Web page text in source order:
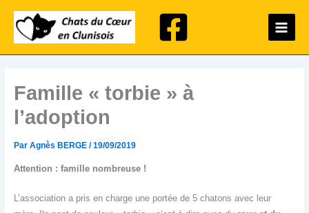
contenu
Main
Menu
Famille « torbie » à
l’adoption
Par Agnès BERGE /19/09/2019
Attention : famille nombreuse !
L’association a pris en charge une portée de 5 chatons avec leur